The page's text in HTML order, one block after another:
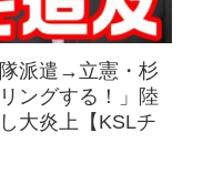
隊派遣→立憲・杉
ングする！」陸
大炎上【KSLチ